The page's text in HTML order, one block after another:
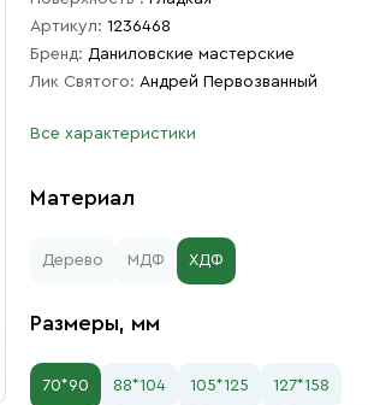
Артикул: 1236468
Бренд: Даниловские мастерские
Лик Святого: Андрей Первозванный
Все характеристики
Материал
Дерево МДФ ХДФ
Размеры, мм
70*90 88*104 105*125 127*158